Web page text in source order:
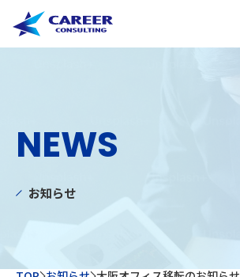
NEWS
お知らせ